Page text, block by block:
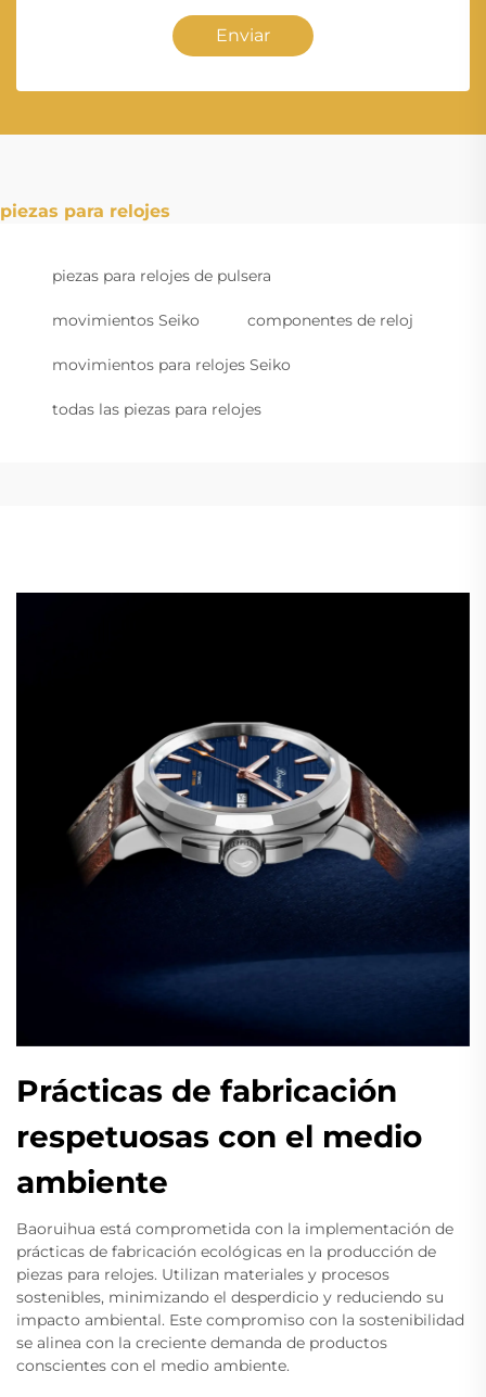
Enviar
piezas para relojes
piezas para relojes de pulsera
movimientos Seiko componentes de reloj
movimientos para relojes Seiko
todas las piezas para relojes
Prácticas de fabricación
respetuosas con el medio
ambiente
Baoruihua está comprometida con la implementación de
prácticas de fabricación ecológicas en la producción de
piezas para relojes. Utilizan materiales y procesos
sostenibles, minimizando el desperdicio y reduciendo su
impacto ambiental. Este compromiso con la sostenibilidad
se alinea con la creciente demanda de productos
conscientes con el medio ambiente.